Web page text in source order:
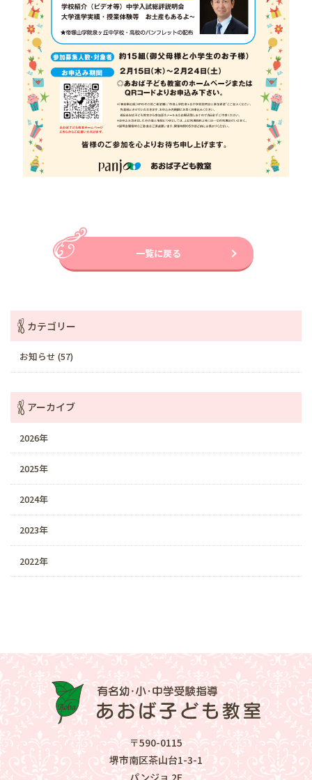
一覧に戻る
カテゴリー
お知らせ (57)
アーカイブ
2026年
2025年
2024年
2023年
2022年
〒590-0115
堺市南区茶山台1-3-1